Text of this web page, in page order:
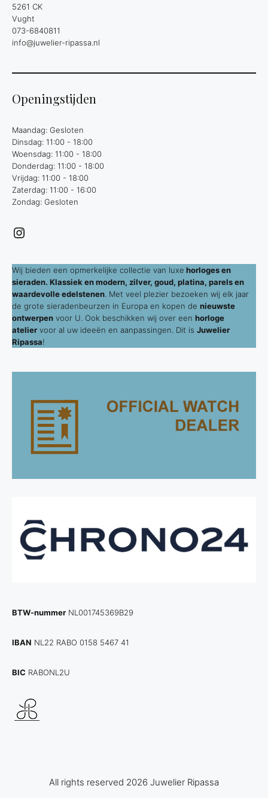
5261 CK
Vught
073-6840811
info@juwelier-ripassa.nl
Openingstijden
Maandag: Gesloten
Dinsdag: 11:00 - 18:00
Woensdag: 11:00 - 18:00
Donderdag: 11:00 - 18:00
Vrijdag: 11:00 - 18:00
Zaterdag: 11:00 - 16:00
Zondag: Gesloten
Instagram
Wij bieden een opmerkelijke collectie van luxe horloges en
sieraden. Klassiek en modern, zilver, goud, platina, parels en
waardevolle edelstenen . Met veel plezier bezoeken wij elk jaar
de grote sieradenbeurzen in Europa en kopen de nieuwste
ontwerpen voor U. Ook beschikken wij over een horloge
atelier voor al uw ideeën en aanpassingen. Dit is Juwelier
Ripassa!
BTW-nummer NL001745369B29
IBAN NL22 RABO 0158 5467 41
BIC RABONL2U
All rights reserved 2026 Juwelier Ripassa